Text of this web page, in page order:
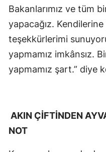
Bakanlarımız ve tüm
yapacağız.
teşekkürlerimi
yapmamız imkânsız.
yapmamız şart.” diye
AKIN ÇİFTİNDEN
NOT